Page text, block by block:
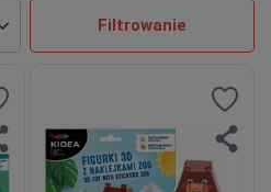
Filtrowanie